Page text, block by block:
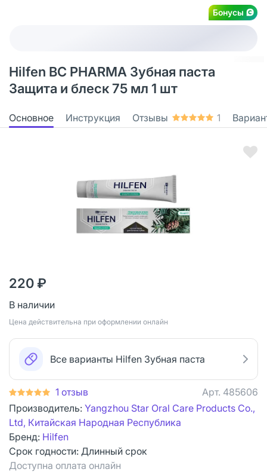
Бонусы
Hilfen BC PHARMA Зубная паста
Защита и блеск 75 мл 1 шт
Основное Инструкция Отзывы 1
220 ₽
В наличии
Цена действительна при оформлении онлайн
Все варианты Hilfen Зубная паста
1 отзыв Арт. 485606
Производитель: Yangzhou Star Oral Care Products Co.,
Ltd, Китайская Народная Республика
Бренд: Hilfen
Срок годности: Длинный срок
Доступна оплата онлайн